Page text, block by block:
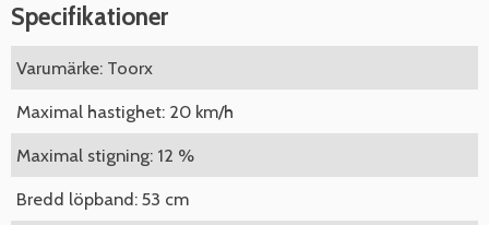
Specifikationer
Varumärke: Toorx
Maximal hastighet: 20 km/h
Maximal stigning: 12 %
Bredd löpband: 53 cm